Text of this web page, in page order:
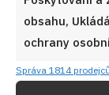
obsahu,
ochrany
Správa 1814 prodejců